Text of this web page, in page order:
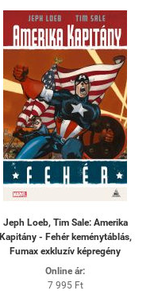
Jeph Loeb, Tim Sale: Amerika
Kapitány - Fehér keménytáblás,
Fumax exkluzív képregény
Online ár:
7 995 Ft